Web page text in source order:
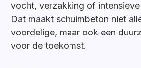
vocht, verzakking of intensieve
Dat maakt schuimbeton niet
voordelige, maar ook een
voor de toekomst.